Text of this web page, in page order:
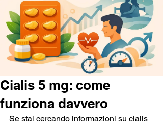
Cialis 5 mg: come
funziona davvero
Se stai cercando informazioni su cialis